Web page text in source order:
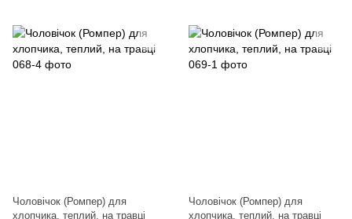
Чоловічок (Ромпер) для
хлопчика, теплий, на травці
Чоловічок (Ромпер) для
хлопчика, теплий, на травці